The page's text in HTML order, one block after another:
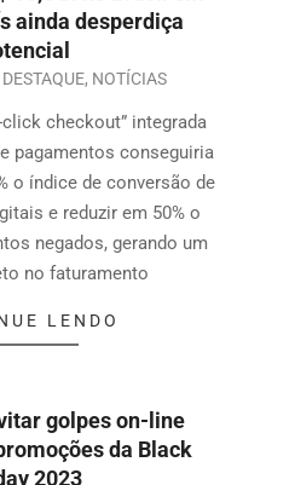
ainda desperdiça
DESTAQUE, NOTÍCIAS
checkout” integrada
pagamentos conseguiria
o índice de conversão de
e reduzir em 50% o
negados, gerando um
no faturamento
LENDO
golpes on-line
da Black
2023